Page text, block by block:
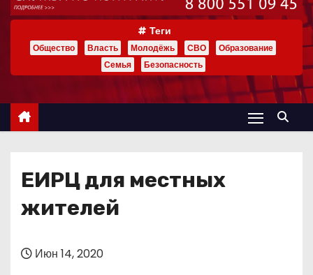
ж
Теги
Общество Власть Молодёжь СВО
Образование
Семья
Безопасность
ЕИРЦ для местных
жителей
Июн 14, 2020